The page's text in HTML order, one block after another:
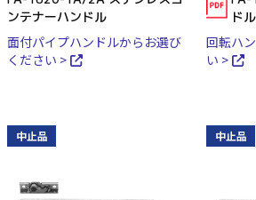
ンテナーハンドル
面付パイプハンドルからお選び
ください >
ドル
回転ハ
い >
中止品 中止品